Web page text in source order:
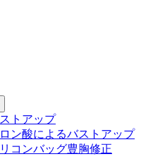
トアップ
ン酸によるバストアップ
コンバッグ豊胸修正